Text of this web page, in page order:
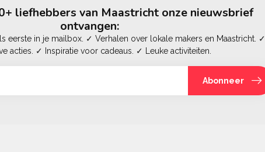
liefhebbers van Maastricht onze nieuwsbrief
ontvangen:
eerste in je mailbox. ✓ Verhalen over lokale makers en Maastricht. ✓
acties. ✓ Inspiratie voor cadeaus. ✓ Leuke activiteiten.
Abonneer